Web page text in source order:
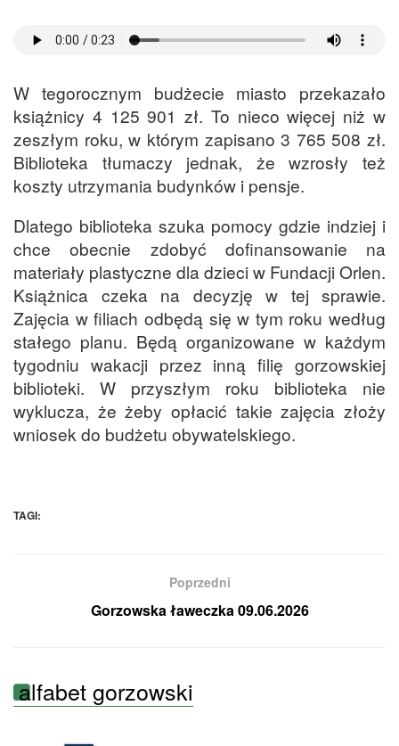
W tegorocznym budżecie miasto przekazało
książnicy 4 125 901 zł. To nieco więcej niż w
zeszłym roku, w którym zapisano 3 765 508 zł.
Biblioteka tłumaczy jednak, że wzrosły też
koszty utrzymania budynków i pensje.
Dlatego biblioteka szuka pomocy gdzie indziej i
chce obecnie zdobyć dofinansowanie na
materiały plastyczne dla dzieci w Fundacji Orlen.
Książnica czeka na decyzję w tej sprawie.
Zajęcia w filiach odbędą się w tym roku według
stałego planu. Będą organizowane w każdym
tygodniu wakacji przez inną filię gorzowskiej
biblioteki. W przyszłym roku biblioteka nie
wyklucza, że żeby opłacić takie zajęcia złoży
wniosek do budżetu obywatelskiego.
TAGI:
Poprzedni
Gorzowska ławeczka 09.06.2026
alfabet gorzowski